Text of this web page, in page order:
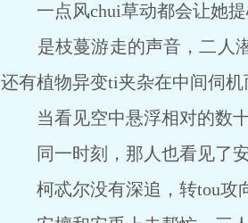
一点风chui草动都会让她提
是枝蔓游走的声音，二人潜
还有植物异变ti夹杂在中间伺机
当看见空中悬浮相对的数十
同一时刻，那人也看见了安
柯忒尔没有深追，转tou攻向